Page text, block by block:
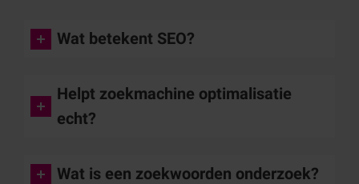
Wat betekent SEO?
Helpt zoekmachine optimalisatie
echt?
Wat is een zoekwoorden onderzoek?